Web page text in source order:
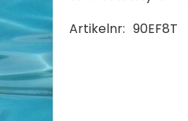
Artikelnr: 90EF8T